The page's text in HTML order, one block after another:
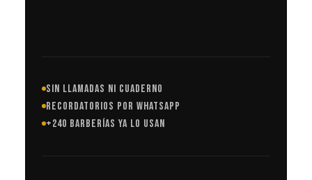
SIN LLAMADAS NI CUADERNO
RECORDATORIOS POR WHATSAPP
+240 BARBERÍAS YA LO USAN